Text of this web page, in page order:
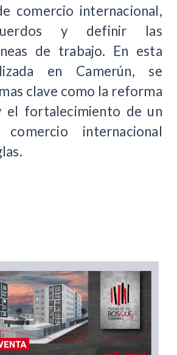
comercio internacional,
y definir las
de trabajo. En esta
en Camerún, se
clave como la reforma
el fortalecimiento de un
internacional